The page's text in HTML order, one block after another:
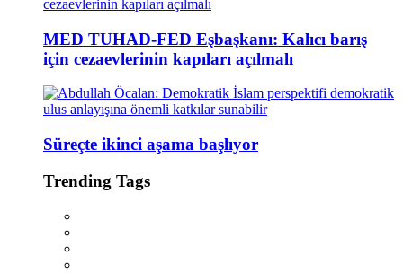
MED TUHAD-FED Eşbaşkanı: Kalıcı barış
için cezaevlerinin kapıları açılmalı
Süreçte ikinci aşama başlıyor
Trending Tags